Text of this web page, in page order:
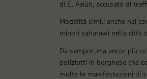
di El Aaiún, accusato di
Modalità simili anche nei
minori saharawi nella città
Da sempre, ma ancor più
poliziotti in borghese che
molte le manifestazioni di